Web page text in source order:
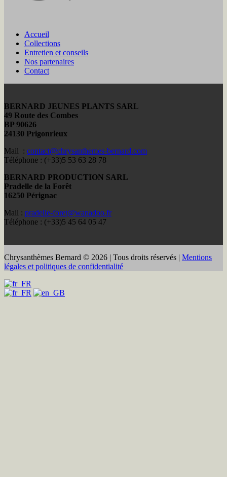
Accueil
Collections
Entretien et conseils
Nos partenaires
Contact
BERNARD JEUNES PLANTS SARL
49 Route des Combes
BP 90626
24130 Prigonrieux
Mail : contact@chrysanthemes-bernard.com
Téléphone : (+33)5 53 63 28 78
BERNARD PRODUCTION SARL
Pradelle de la Forêt
16250 Pérignac
Mail : pradelle-foret@wanadoo.fr
Téléphone : (+33)5 45 64 05 47
Chrysanthèmes Bernard © 2026 | Tous droits réservés | Mentions
légales et politiques de confidentialité